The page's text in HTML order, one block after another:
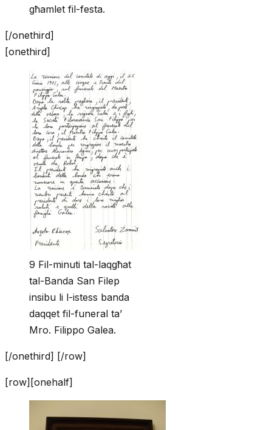
għamlet fil-festa.
[/onethird]
[onethird]
9 Fil-minuti tal-laqgħat
tal-Banda San Filep
insibu li l-istess banda
daqqet fil-funeral ta’
Mro. Filippo Galea.
[/onethird] [/row]
[row][onehalf]